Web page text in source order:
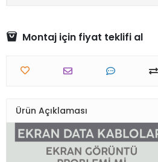
Montaj için fiyat teklifi al
Ürün Açıklaması